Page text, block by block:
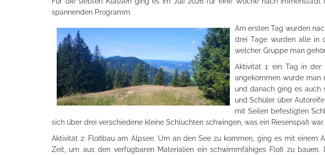
spannenden Programm.
Am ersten Tag wurden
drei Tage wurden alle in
welcher Gruppe man
Aktivität 1: ein Tag in
angekommen wurde man
und danach ging es auch
und Schüler über
mit Seilen befestigten
sich über drei verschiedene kleine Schluchten schwingen, was ein Riesenspaß war.
Aktivität 2: Floßbau am Alpsee. Um an den See zu kommen, ging es mit einem
Zeit, um aus den verfügbaren Materialien ein schwimmfähiges Floß zu